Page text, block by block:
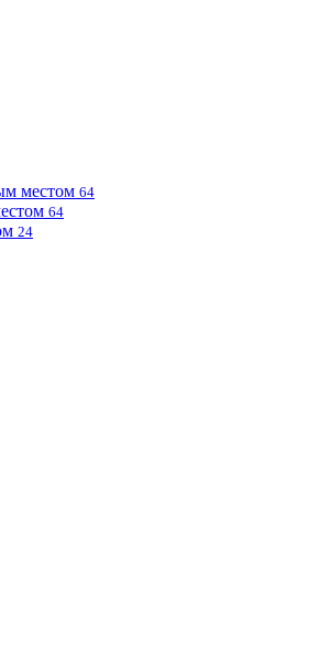
местом 64
64
24